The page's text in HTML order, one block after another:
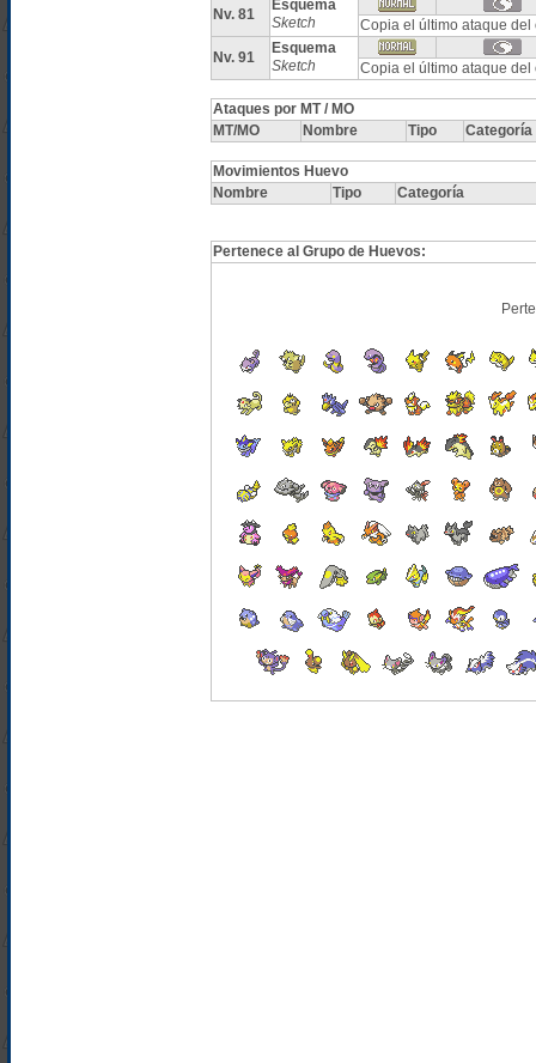
Nv. 81
Esquema
Sketch
Copia el último ataque
Nv. 91
Esquema
Sketch
Copia el último ataque
Ataques por MT / MO
MT/MO
Nombre Tipo Categoría
Movimientos Huevo
Nombre
Tipo Categoría
Pertenece al Grupo de Huevos: